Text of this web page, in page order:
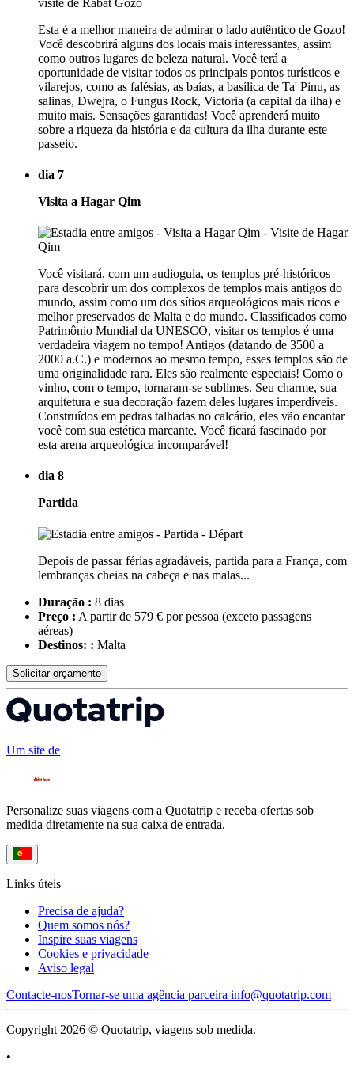
Esta é a melhor maneira de admirar o lado autêntico de Gozo!
Você descobrirá alguns dos locais mais interessantes, assim
como outros lugares de beleza natural. Você terá a
oportunidade de visitar todos os principais pontos turísticos e
vilarejos, como as falésias, as baías, a basílica de Ta' Pinu, as
salinas, Dwejra, o Fungus Rock, Victoria (a capital da ilha) e
muito mais. Sensações garantidas! Você aprenderá muito
sobre a riqueza da história e da cultura da ilha durante este
passeio.
dia 7
Visita a Hagar Qim
Você visitará, com um audioguia, os templos pré-históricos
para descobrir um dos complexos de templos mais antigos do
mundo, assim como um dos sítios arqueológicos mais ricos e
melhor preservados de Malta e do mundo. Classificados como
Patrimônio Mundial da UNESCO, visitar os templos é uma
verdadeira viagem no tempo! Antigos (datando de 3500 a
2000 a.C.) e modernos ao mesmo tempo, esses templos são de
uma originalidade rara. Eles são realmente especiais! Como o
vinho, com o tempo, tornaram-se sublimes. Seu charme, sua
arquitetura e sua decoração fazem deles lugares imperdíveis.
Construídos em pedras talhadas no calcário, eles vão encantar
você com sua estética marcante. Você ficará fascinado por
esta arena arqueológica incomparável!
dia 8
Partida
Depois de passar férias agradáveis, partida para a França, com
lembranças cheias na cabeça e nas malas...
Duração : 8 dias
Preço : A partir de 579 € por pessoa (exceto passagens
aéreas)
Destinos: : Malta
Solicitar orçamento
Um site de
Personalize suas viagens com a Quotatrip e receba ofertas sob
medida diretamente na sua caixa de entrada.
Links úteis
Precisa de ajuda?
Quem somos nós?
Inspire suas viagens
Cookies e privacidade
Aviso legal
Contacte-nosTornar-se uma agência parceira info@quotatrip.com
Copyright 2026 © Quotatrip, viagens sob medida.
•